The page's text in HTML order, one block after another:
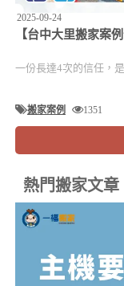
2025-09-24
【台中大里搬家案
一份長達4次的信任，
搬家案例 1351
熱門搬家文章